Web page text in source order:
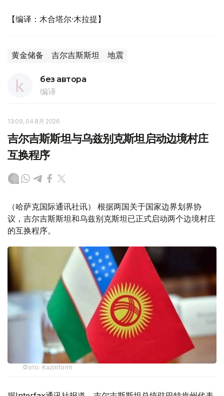
【编译：木合塔尔·木拉提】
黄金储备 吉尔吉斯斯坦 地震
без автора
编译
13:09, 04 8月 2026
吉尔吉斯斯坦与乌兹别克斯坦启动边境村庄
互换程序
（哈萨克国际通讯社讯） 根据两国关于国家边界划界协
议，吉尔吉斯斯坦和乌兹别克斯坦已正式启动两个边境村庄
的互换程序。
Фото: Kazinform